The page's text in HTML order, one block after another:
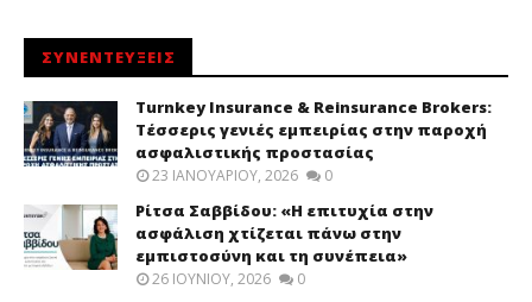
ΣΥΝΕΝΤΕΥΞΕΙΣ
Turnkey Insurance & Reinsurance Brokers:
Τέσσερις γενιές εμπειρίας στην παροχή
ασφαλιστικής προστασίας
23 ΙΑΝΟΥΑΡΊΟΥ, 2026 0
Ρίτσα Σαββίδου: «Η επιτυχία στην
ασφάλιση χτίζεται πάνω στην
εμπιστοσύνη και τη συνέπεια»
26 ΙΟΥΝΊΟΥ, 2026 0